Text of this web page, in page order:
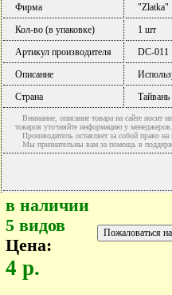
Фирма
"Zlatka"
Кол-во (в упаковке)
1 шт
Артикул производителя
DC-011
Описание
Страна
Тайвань
Внимание, описание товара на сайте носит
товаров уточняйте информацию у менеджеров.
Производитель оставляет за собой право
Мы признательны вам за помощь в
в наличии
5 видов
Цена:
4 р.